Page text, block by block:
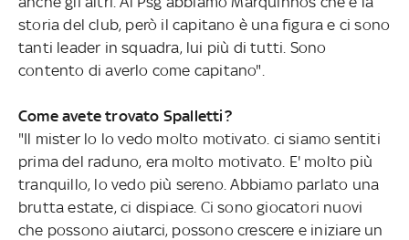
storia del club, però il capitano è una figura e ci sono
tanti leader in squadra, lui più di tutti. Sono
contento di averlo come capitano".
Come avete trovato Spalletti?
"Il mister lo lo vedo molto motivato. ci siamo sentiti
prima del raduno, era molto motivato. E' molto più
tranquillo, lo vedo più sereno. Abbiamo parlato una
brutta estate, ci dispiace. Ci sono giocatori nuovi
che possono aiutarci, possono crescere e iniziare un